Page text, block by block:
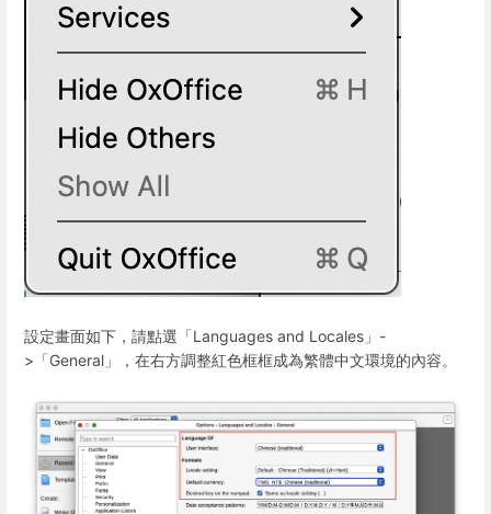
設定畫面如下，請點選「Languages and Locales」-
>「General」，在右方調整紅色框框成為繁體中文環境的內容。